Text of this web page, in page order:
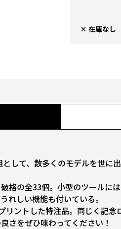
× 在庫なし
して、数多くのモデルを世に
の全33個。小型のツールに
れしい機能も付いている。
ントした特注品。同じく記
さをぜひ味わってください！